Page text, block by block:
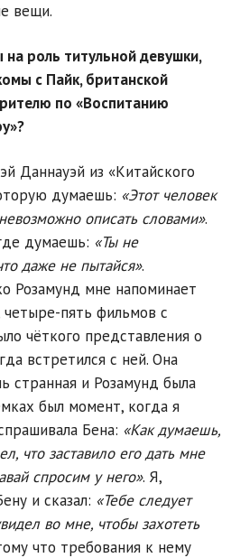
вещи.
роль титульной девушки,
с Пайк, британской
по «Воспитанию
Даннауэй из «Китайского
думаешь: «Этот человек
описать словами».
думаешь: «Ты не
даже не пытайся».
Розамунд мне напоминает
пять фильмов с
чёткого представления о
встретился с ней. Она
странная и Розамунд была
был момент, когда я
Бена: «Как думаешь,
что заставило его дать мне
спросим у него». Я,
и сказал: «Тебе следует
во мне, чтобы захотеть
что требования к нему